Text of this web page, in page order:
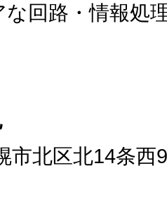
回路・情報処
市北区北14条